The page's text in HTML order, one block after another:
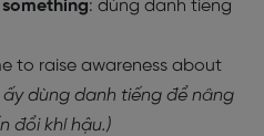
something: dùng danh tiếng
to raise awareness about
ấy dùng danh tiếng để nâng
đổi khí hậu.)